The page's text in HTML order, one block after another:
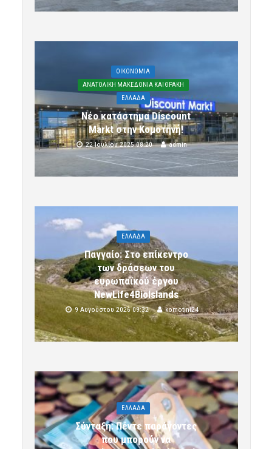
OIKONOMIA
ΑΝΑΤΟΛΙΚΗ ΜΑΚΕΔΟΝΙΑ ΚΑΙ ΘΡΑΚΗ
ΕΛΛΑΔΑ
Νέο κατάστημα Discount
Markt στην Κομοτηνή!
22 Ιουλίου 2025 08:20 admin
ΕΛΛΑΔΑ
Παγγαίο: Στο επίκεντρο
των δράσεων του
ευρωπαϊκού έργου
NewLife4BioIslands
9 Αυγούστου 2026 09:32 komotini24
ΕΛΛΑΔΑ
Σύνταξη: Πέντε παράγοντες
που μπορούν να